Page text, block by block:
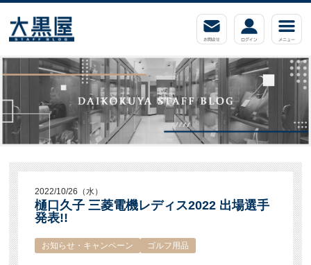
2022/10/26（水）
樋口久子 三菱電機レディス2022 出場選手
発表!!
お知らせ・キャンペーン ゴルフ用品